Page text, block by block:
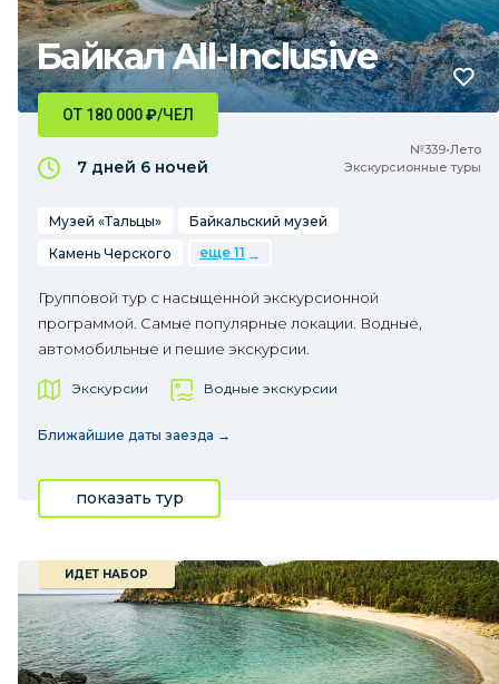
Байкал All-Inclusive
№339•Лето
Экскурсионные туры
ОТ 180 000₽/ЧЕЛ
7 дней 6 ночей
Музей «Тальцы»
Байкальский музей
Камень Черского
еще 11
Групповой тур с насыщенной экскурсионной
программой. Самые популярные локации. Водные,
автомобильные и пешие экскурсии.
Экскурсии Водные экскурсии
Ближайшие даты заезда →
показать тур
ИДЕТ НАБОР